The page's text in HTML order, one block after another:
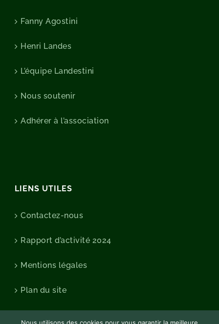
Fanny Agostini
Henri Landes
L’équipe Landestini
Nous soutenir
Adhérer à l’association
LIENS UTILES
Contactez-nous
Rapport d’activité 2024
Mentions légales
Plan du site